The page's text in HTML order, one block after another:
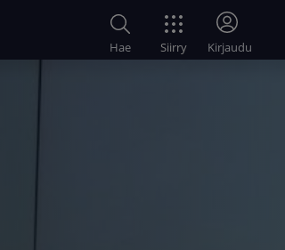
Hae Siirry Kirjaudu